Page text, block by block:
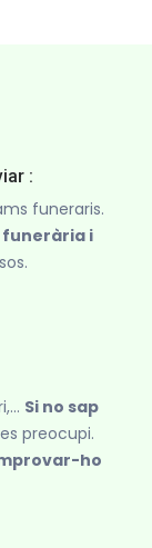
:
funeraris.
funerària i
Si no sap
preocupi.
ho